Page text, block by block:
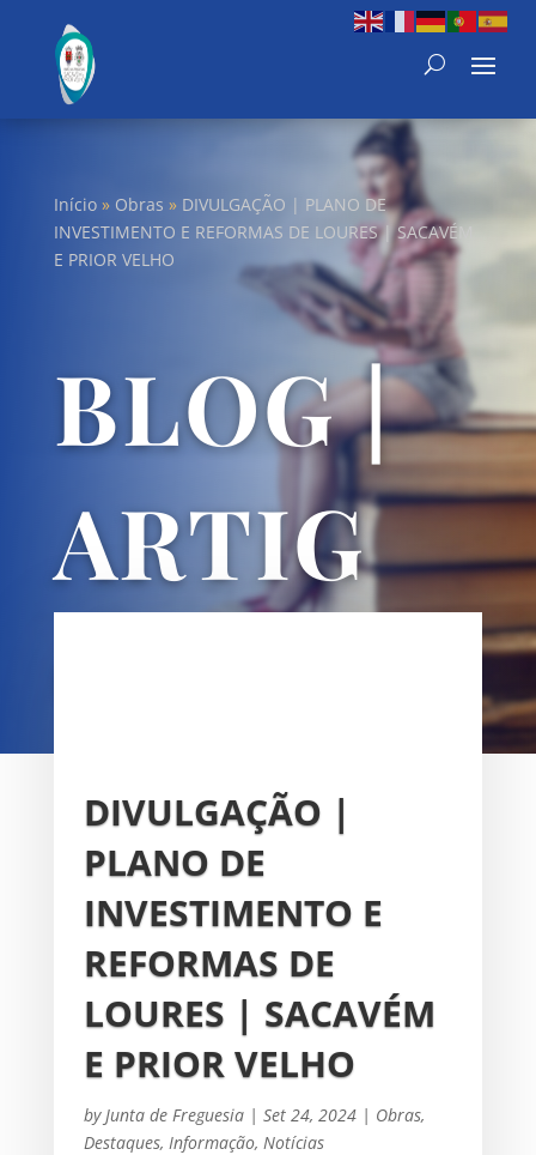
Início» Obras » DIVULGAÇÃO | PLANO DE
INVESTIMENTO E REFORMAS DE LOURES | SACAVÉM
E PRIOR VELHO
BLOG |
ARTIG
UNIÃO DAS FREGUESIAS DE
DIVULGAÇÃO |
PLANO DE
INVESTIMENTO E
REFORMAS DE
LOURES | SACAVÉM
E PRIOR VELHO
by Junta de Freguesia| Set 24, 2024| Obras,
Destaques, Informação, Notícias